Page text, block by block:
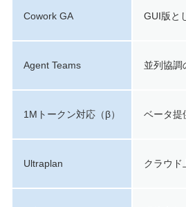
Cowork GA GUI版と
Agent Teams 並列協調
1Mトークン対応（β） ベータ提
Ultraplan クラウド